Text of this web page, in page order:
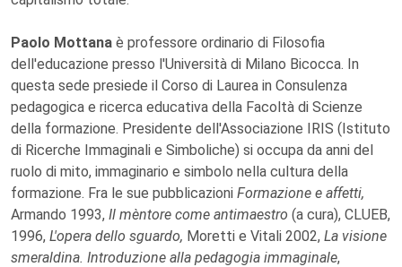
Paolo Mottana è professore ordinario di Filosofia
dell'educazione presso l'Università di Milano Bicocca. In
questa sede presiede il Corso di Laurea in Consulenza
pedagogica e ricerca educativa della Facoltà di Scienze
della formazione. Presidente dell'Associazione IRIS (Istituto
di Ricerche Immaginali e Simboliche) si occupa da anni del
ruolo di mito, immaginario e simbolo nella cultura della
formazione. Fra le sue pubblicazioni Formazione e affetti,
Armando 1993, Il mèntore come antimaestro (a cura), CLUEB,
1996, L'opera dello sguardo, Moretti e Vitali 2002, La visione
smeraldina. Introduzione alla pedagogia immaginale,